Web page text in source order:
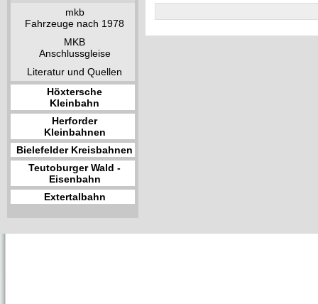
mkb
Fahrzeuge nach 1978
MKB
Anschlussgleise
Literatur und Quellen
Höxtersche
Kleinbahn
Herforder
Kleinbahnen
Bielefelder Kreisbahnen
Teutoburger Wald -
Eisenbahn
Extertalbahn